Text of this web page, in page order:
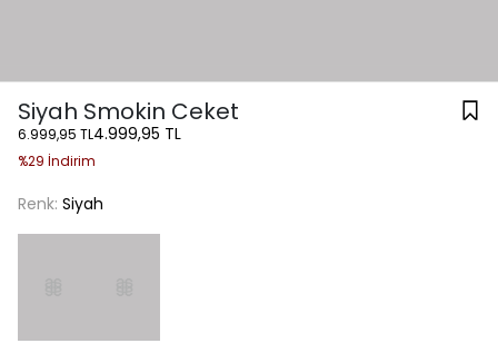
Siyah Smokin Ceket
6.999,95 TL4.999,95 TL
%29 İndirim
Renk: Siyah